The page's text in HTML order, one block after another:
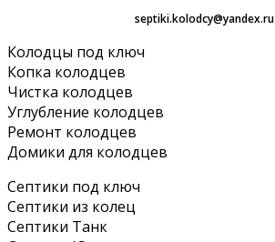
septiki.kolodcy@yandex.ru
Колодцы под ключ
Копка колодцев
Чистка колодцев
Углубление колодцев
Ремонт колодцев
Домики для колодцев
Септики под ключ
Септики из колец
Септики Танк